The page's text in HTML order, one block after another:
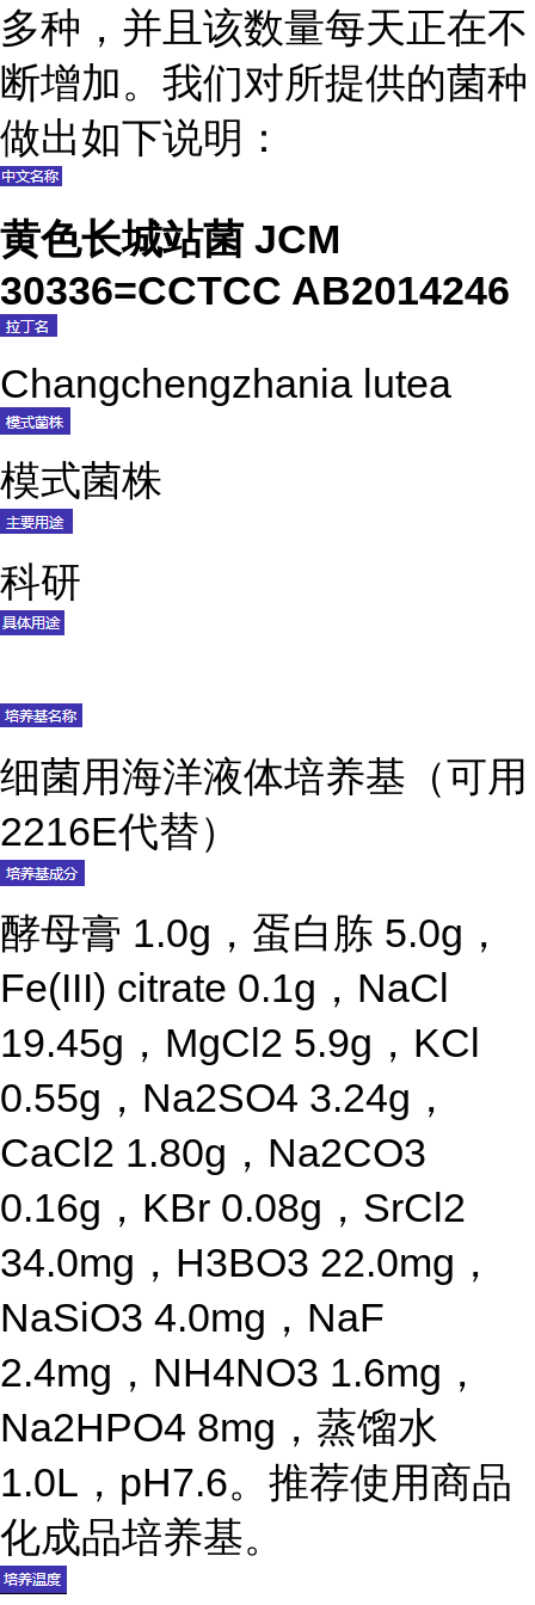
多种，并且该数量每天正在不
断增加。我们对所提供的菌种
做出如下说明：
黄色长城站菌 JCM
30336=CCTCC AB2014246
Changchengzhania lutea
模式菌株
科研
细菌用海洋液体培养基（可用
2216E代替）
酵母膏 1.0g，蛋白胨 5.0g，
Fe(III) citrate 0.1g，NaCl
19.45g，MgCl2 5.9g，KCl
0.55g，Na2SO4 3.24g，
CaCl2 1.80g，Na2CO3
0.16g，KBr 0.08g，SrCl2
34.0mg，H3BO3 22.0mg，
NaSiO3 4.0mg，NaF
2.4mg，NH4NO3 1.6mg，
Na2HPO4 8mg，蒸馏水
1.0L，pH7.6。推荐使用商品
化成品培养基。